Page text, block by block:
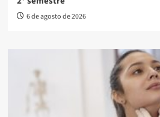
6 de agosto de 2026